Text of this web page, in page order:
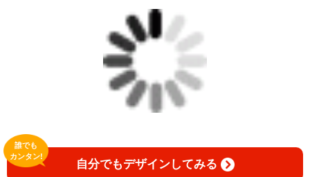
自分でもデザインしてみる
誰でも
カンタン!